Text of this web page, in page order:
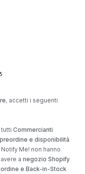
, accetti i seguenti
Commercianti
e disponibilità
Me! non hanno
a negozio Shopify
e Back-in-Stock